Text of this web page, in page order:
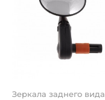
Зеркала заднего вида